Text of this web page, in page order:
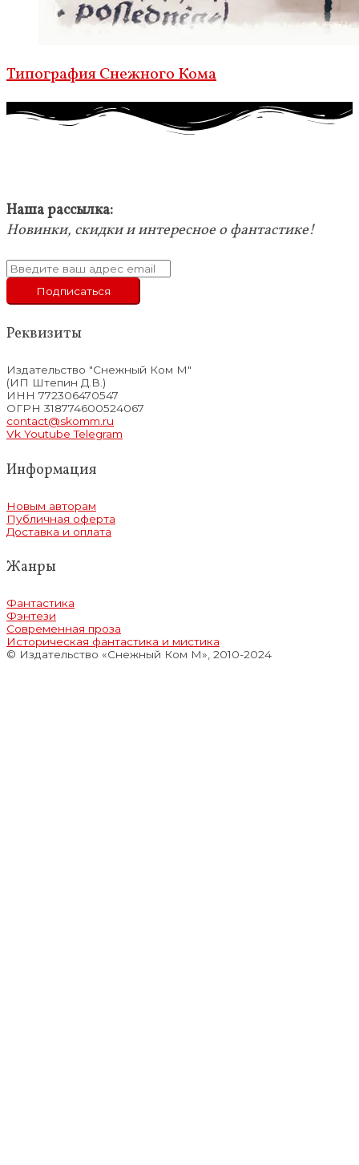
Типография Снежного Кома
Наша рассылка:
Новинки, скидки и интересное о фантастике!
Реквизиты
Издательство "Снежный Ком М"
(ИП Штепин Д.В.)
ИНН 772306470547
ОГРН 318774600524067
contact@skomm.ru
Vk Youtube Telegram
Информация
Новым авторам
Публичная оферта
Доставка и оплата
Жанры
Фантастика
Фэнтези
Современная проза
Историческая фантастика и мистика
© Издательство «Снежный Ком М», 2010-2024